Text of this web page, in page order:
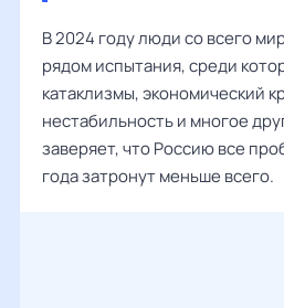
В 2024 году люди со всего
рядом испытания, среди
катаклизмы, экономический
нестабильность и многое
заверяет, что Россию все
года затронут меньше всего.